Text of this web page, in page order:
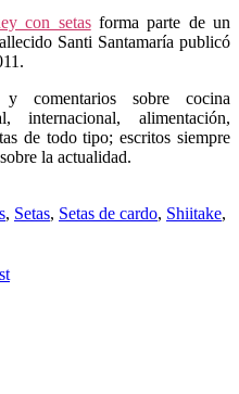
con setasforma parte de un
Santi Santamaría publicó
y comentarios sobre cocina
internacional, alimentación,
de todo tipo; escritos siempre
la actualidad.
, Setas, Setas de cardo, Shiitake,